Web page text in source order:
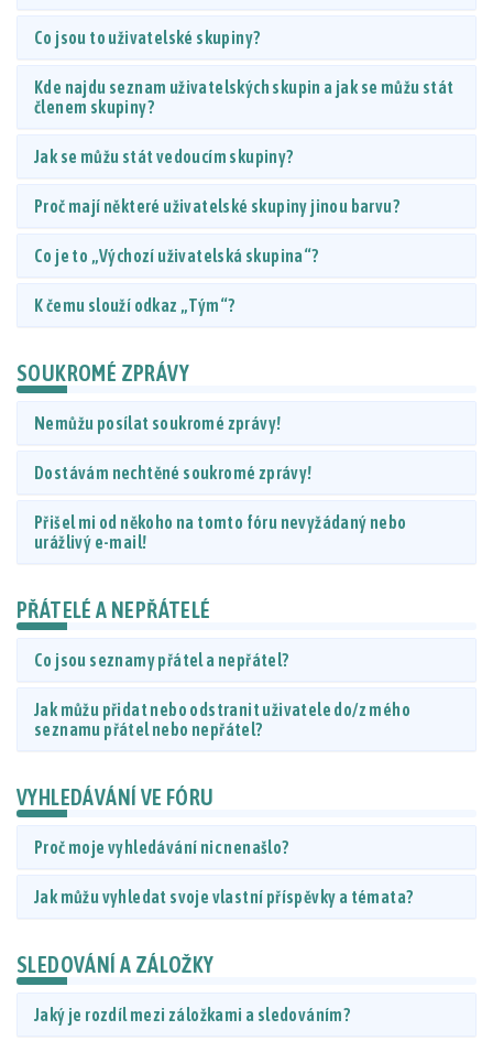
Co jsou to uživatelské skupiny?
Kde najdu seznam uživatelských skupin a jak se můžu stát
členem skupiny?
Jak se můžu stát vedoucím skupiny?
Proč mají některé uživatelské skupiny jinou barvu?
Co je to „Výchozí uživatelská skupina“?
K čemu slouží odkaz „Tým“?
SOUKROMÉ ZPRÁVY
Nemůžu posílat soukromé zprávy!
Dostávám nechtěné soukromé zprávy!
Přišel mi od někoho na tomto fóru nevyžádaný nebo
urážlivý e-mail!
PŘÁTELÉ A NEPŘÁTELÉ
Co jsou seznamy přátel a nepřátel?
Jak můžu přidat nebo odstranit uživatele do/z mého
seznamu přátel nebo nepřátel?
VYHLEDÁVÁNÍ VE FÓRU
Proč moje vyhledávání nic nenašlo?
Jak můžu vyhledat svoje vlastní příspěvky a témata?
SLEDOVÁNÍ A ZÁLOŽKY
Jaký je rozdíl mezi záložkami a sledováním?